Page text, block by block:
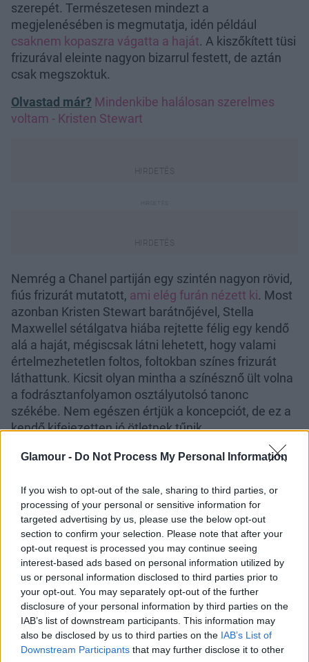
Glamour - Do Not Process My Personal Information
If you wish to opt-out of the sale, sharing to third parties, or
processing of your personal or sensitive information for
targeted advertising by us, please use the below opt-out
section to confirm your selection. Please note that after your
opt-out request is processed you may continue seeing
interest-based ads based on personal information utilized by
us or personal information disclosed to third parties prior to
your opt-out. You may separately opt-out of the further
disclosure of your personal information by third parties on the
IAB’s list of downstream participants. This information may
also be disclosed by us to third parties on the IAB’s List of
Downstream Participants that may further disclose it to other
szerepét. Természetesen mindezt a
megjelenésében is megmutatja, idén például
csaknem kopaszra vágatta a haját. A kiszőkített tüsi
frizurával eleinte nagyon bizarrul festett, de aztán
csak megszoktuk.
Olvastad már? Mindenkibe halálosan szerelmes
voltam - Kristen Stewart
Nemrég a Chanel partiján egy szintén nagyon rövid,
fiús frizurát mutatott, ami elég furán nézett ki. Most
azonban Kristen Stewart barátnőjével, Stella
Maxwellel sétálgatva hiába rejtette félig egy kendő
alá a haját, mégiscsak látni lehetett, hogy valami
értelmezhetetlen foltos, foltokban színes frizurát
láthattunk. Kicsit olyan mintha a színésznő ült volna
a fodrásztanfolyamon osztályutolsó tanonc
székébe. Nem egészen értjük a koncepciót, de ez a
kendő kifejezetten jó ötletnek tűnik.